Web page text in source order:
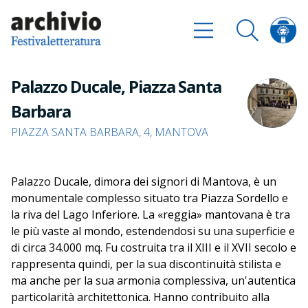
Palazzo Ducale, Piazza Santa
Barbara
PIAZZA SANTA BARBARA, 4, MANTOVA
Palazzo Ducale, dimora dei signori di Mantova, è un
monumentale complesso situato tra Piazza Sordello e
la riva del Lago Inferiore. La «reggia» mantovana è tra
le più vaste al mondo, estendendosi su una superficie e
di circa 34.000 mq. Fu costruita tra il XIII e il XVII secolo e
rappresenta quindi, per la sua discontinuità stilista e
ma anche per la sua armonia complessiva, un'autentica
particolarità architettonica. Hanno contribuito alla